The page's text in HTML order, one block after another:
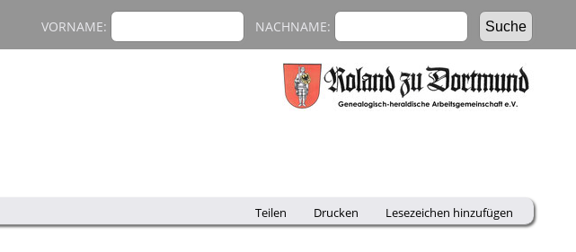
VORNAME: NACHNAME:
Teilen Drucken Lesezeichen hinzufügen